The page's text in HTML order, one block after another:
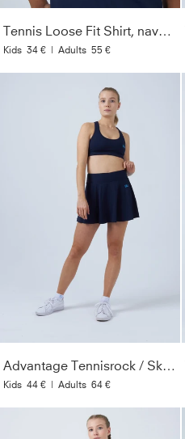
Tennis Loose Fit Shirt, navy blau
Kids 34 € | Adults 55 €
Advantage Tennisrock / Skort mit Ballhalter, navy blau
Kids 44 € | Adults 64 €